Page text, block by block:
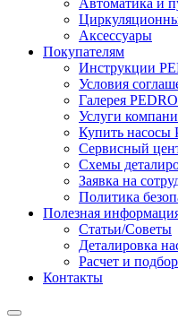
Аксессуары
Покупателям
Инструкции
Условия
Галерея
Услуги
Купить насосы
Сервисный
Схемы
Заявка на
Политика
Полезная
Статьи/Советы
Деталировка
Расчет и
Контакты